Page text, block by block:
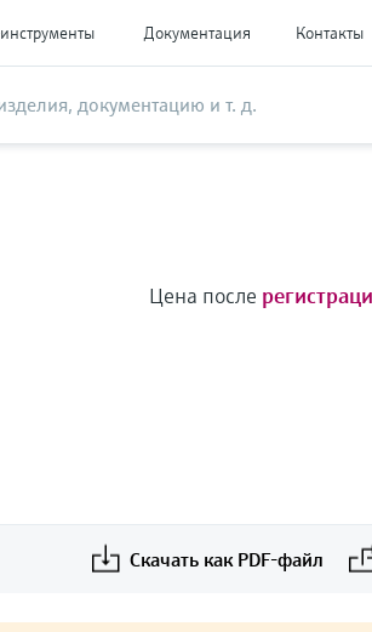
Документация Контакты
Цена после
Скачать как PDF-файл